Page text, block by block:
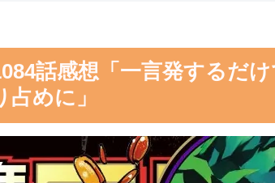
ら…」→「韓国
Powered by
話感想「一言発するだ
めに」